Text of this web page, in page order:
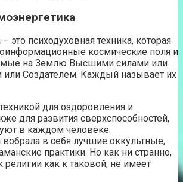
это психодуховная техника, которая
космические поля и
на Землю Высшими силами или
Создателем. Каждый называет их
для оздоровления и
для развития сверхспособностей,
в каждом человеке.
вобрала в себя лучшие оккультные,
практики. Но как ни странно,
религии как к таковой, не имеет